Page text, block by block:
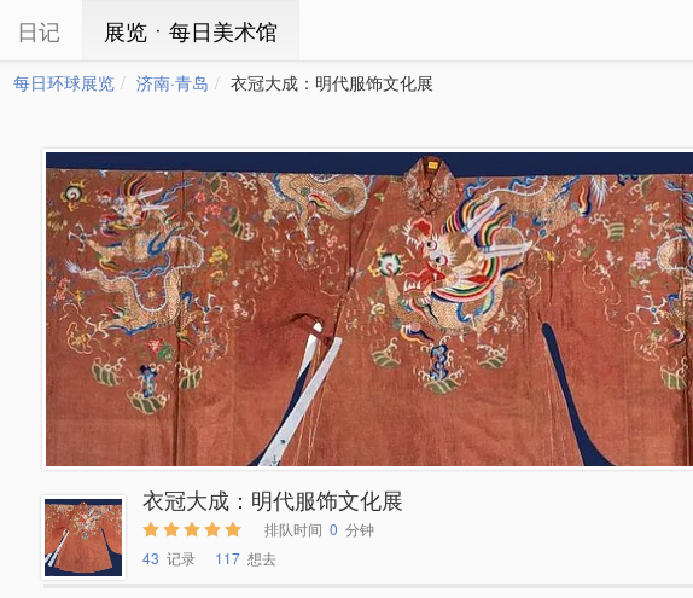
日记 展览ㆍ每日美术馆
每日环球展览 济南·青岛 衣冠大成：明代服饰文化展
衣冠大成：明代服饰文化展
排队时间 0 分钟
43 记录 117 想去